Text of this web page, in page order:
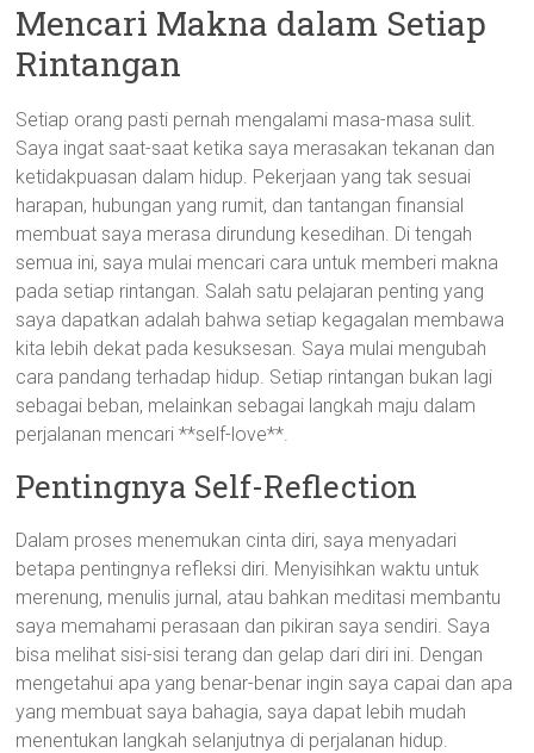
Mencari Makna dalam Setiap
Rintangan
Setiap orang pasti pernah mengalami masa-masa sulit.
Saya ingat saat-saat ketika saya merasakan tekanan dan
ketidakpuasan dalam hidup. Pekerjaan yang tak sesuai
harapan, hubungan yang rumit, dan tantangan finansial
membuat saya merasa dirundung kesedihan. Di tengah
semua ini, saya mulai mencari cara untuk memberi makna
pada setiap rintangan. Salah satu pelajaran penting yang
saya dapatkan adalah bahwa setiap kegagalan membawa
kita lebih dekat pada kesuksesan. Saya mulai mengubah
cara pandang terhadap hidup. Setiap rintangan bukan lagi
sebagai beban, melainkan sebagai langkah maju dalam
perjalanan mencari **self-love**.
Pentingnya Self-Reflection
Dalam proses menemukan cinta diri, saya menyadari
betapa pentingnya refleksi diri. Menyisihkan waktu untuk
merenung, menulis jurnal, atau bahkan meditasi membantu
saya memahami perasaan dan pikiran saya sendiri. Saya
bisa melihat sisi-sisi terang dan gelap dari diri ini. Dengan
mengetahui apa yang benar-benar ingin saya capai dan apa
yang membuat saya bahagia, saya dapat lebih mudah
menentukan langkah selanjutnya di perjalanan hidup.